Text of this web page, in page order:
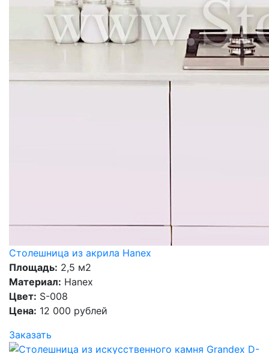
Столешница из акрила Hanex
Площадь: 2,5 м2
Материал: Hanex
Цвет: S-008
Цена: 12 000 рублей
Заказать